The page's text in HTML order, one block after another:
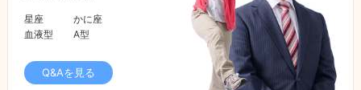
星座
かに座
血液型
A型
Q&Aを見る